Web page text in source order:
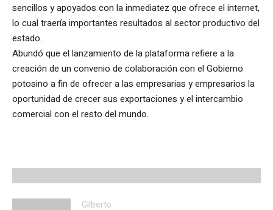
sencillos y apoyados con la inmediatez que ofrece el internet,
lo cual traería importantes resultados al sector productivo del
estado.
Abundó que el lanzamiento de la plataforma refiere a la
creación de un convenio de colaboración con el Gobierno
potosino a fin de ofrecer a las empresarias y empresarios la
oportunidad de crecer sus exportaciones y el intercambio
comercial con el resto del mundo.
Gilberto